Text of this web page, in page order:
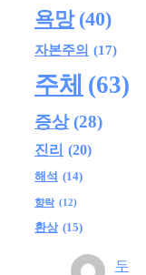
욕망 (40)
자본주의 (17)
주체 (63)
증상 (28)
진리 (20)
해석 (14)
향락 (12)
환상 (15)
두